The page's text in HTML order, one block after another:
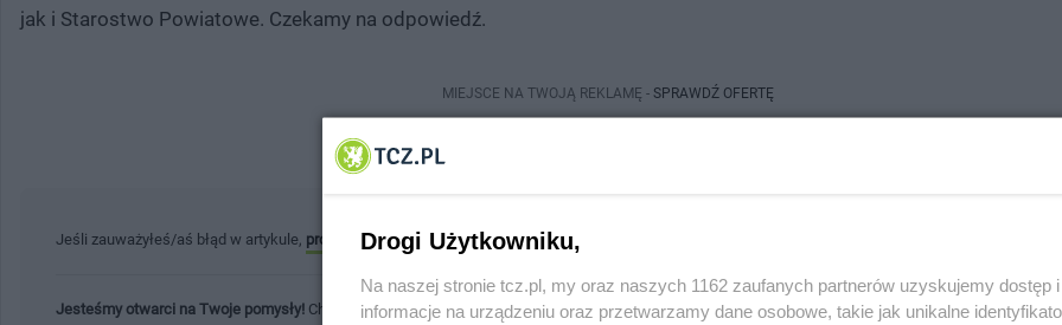
jak i Starostwo Powiatowe. Czekamy na odpowiedź.
MIEJSCE NA TWOJĄ REKLAMĘ - SPRAWDŹ OFERTĘ
Jeśli zauważyłeś/aś błąd w artykule, prosimy o kontakt . Twoja pomoc jest dla nas bardzo cenna i pozwala nam utrzymywać wysoką jakość treści.
Jesteśmy otwarci na Twoje pomysły! Chcesz podzielić się ważną informacją, napisać o ciekawym wydarzeniu, które miało miejsce w Twojej okolicy,
Drogi Użytkowniku,
Na naszej stronie tcz.pl, my oraz naszych 1162 zaufanych partnerów uzyskujemy dostęp
informacje na urządzeniu oraz przetwarzamy dane osobowe, takie jak unikalne